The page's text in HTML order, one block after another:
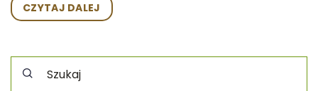
CZYTAJ DALEJ